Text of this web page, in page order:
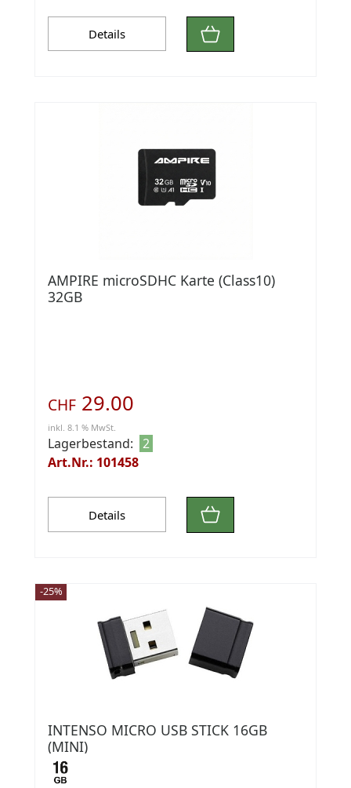
Details
AMPIRE microSDHC Karte (Class10)
32GB
CHF 29.00
inkl. 8.1 % MwSt.
Lagerbestand: 2
Art.Nr.: 101458
Details
-25%
INTENSO MICRO USB STICK 16GB
(MINI)